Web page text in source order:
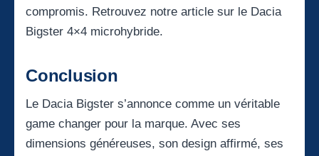
compromis. Retrouvez notre article sur le Dacia
Bigster 4×4 microhybride.
Conclusion
Le Dacia Bigster s’annonce comme un véritable
game changer pour la marque. Avec ses
dimensions généreuses, son design affirmé, ses